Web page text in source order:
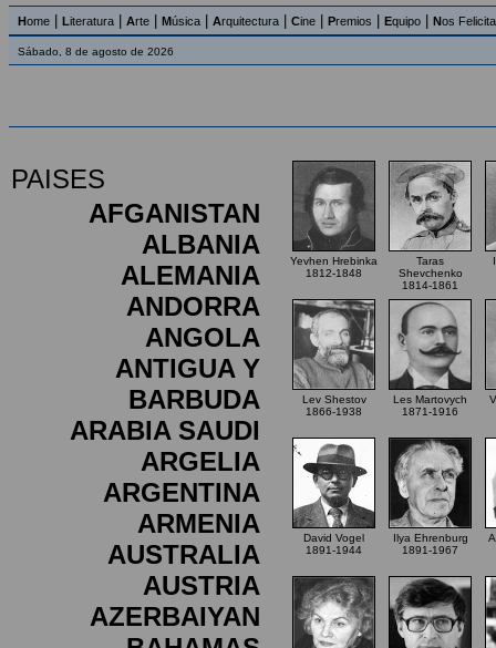
Home Literatura Arte Música Arquitectura Cine Premios Equipo Nos
Sábado, 8 de agosto de 2026
PAISES
AFGANISTAN
ALBANIA
ALEMANIA
ANDORRA
ANGOLA
ANTIGUA Y
BARBUDA
ARABIA SAUDI
ARGELIA
ARGENTINA
ARMENIA
AUSTRALIA
AUSTRIA
AZERBAIYAN
Yevhen Hrebinka
1812-1848
Taras
Shevchenko
1814-1861
Lev Shestov
1866-1938
Les Martovych
1871-1916
David Vogel
1891-1944
Ilya Ehrenburg
1891-1967